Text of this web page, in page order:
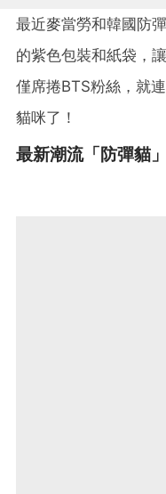
最近麥當勞和韓國防
的紫色包裝和紙袋，
僅席捲BTS粉絲，就
貓咪了！
最新潮流「防彈貓